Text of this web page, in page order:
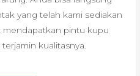
yang telah kami sediakan
pintu kupu
kualitasnya.